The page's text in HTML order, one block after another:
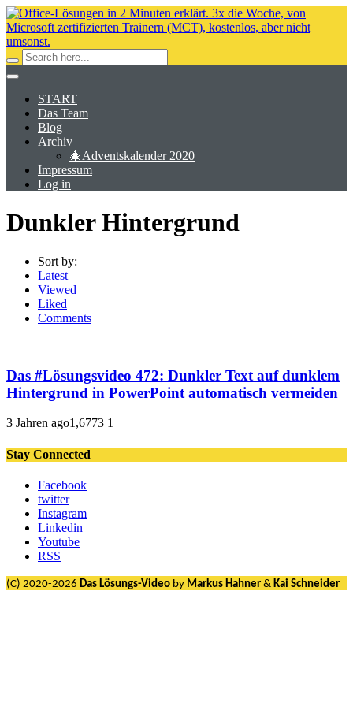
START
Das Team
Blog
Archiv
🎄Adventskalender 2020
Impressum
Log in
Dunkler Hintergrund
Sort by:
Latest
Viewed
Liked
Comments
Das #Lösungsvideo 472: Dunkler Text auf dunklem
Hintergrund in PowerPoint automatisch vermeiden
3 Jahren ago1,6773 1
Stay Connected
Facebook
twitter
Instagram
Linkedin
Youtube
RSS
(C) 2020-2026 Das Lösungs-Video by Markus Hahner & Kai Schneider